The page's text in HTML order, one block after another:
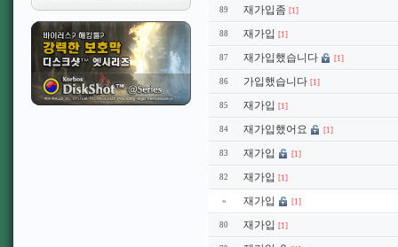
89 재가입좀 [1]
88 재가입 [1]
87 재가입했습니다 [1]
86 가입했습니다 [1]
85 재가입 [1]
84 재가입했어요 [1]
83 재가입 [1]
82 재가입 [1]
» 재가입 [1]
80 재가입 [1]